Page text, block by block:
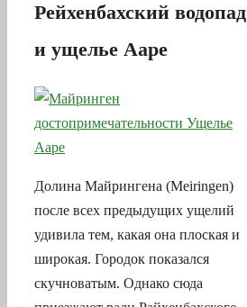
Рейхенбахский водопад
и ущелье Ааре
Долина Майрингена (Meiringen)
после всех предыдущих ущелий
удивила тем, какая она плоская и
широкая. Городок показался
скучноватым. Однако сюда